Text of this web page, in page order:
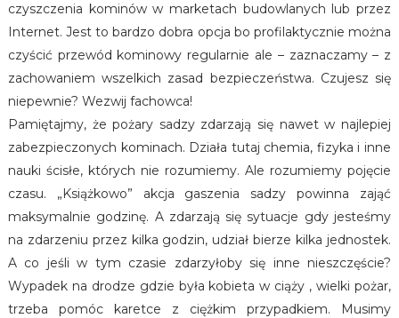
czyszczenia kominów w marketach budowlanych lub przez
Internet. Jest to bardzo dobra opcja bo profilaktycznie można
czyścić przewód kominowy regularnie ale – zaznaczamy – z
zachowaniem wszelkich zasad bezpieczeństwa. Czujesz się
niepewnie? Wezwij fachowca!
Pamiętajmy, że pożary sadzy zdarzają się nawet w najlepiej
zabezpieczonych kominach. Działa tutaj chemia, fizyka i inne
nauki ścisłe, których nie rozumiemy. Ale rozumiemy pojęcie
czasu. „Książkowo” akcja gaszenia sadzy powinna zająć
maksymalnie godzinę. A zdarzają się sytuacje gdy jesteśmy
na zdarzeniu przez kilka godzin, udział bierze kilka jednostek.
A co jeśli w tym czasie zdarzyłoby się inne nieszczęście?
Wypadek na drodze gdzie była kobieta w ciąży , wielki pożar,
trzeba pomóc karetce z ciężkim przypadkiem. Musimy